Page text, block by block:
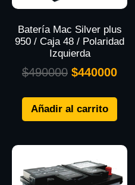
Batería Mac Silver plus
950 / Caja 48 / Polaridad
Izquierda
$490000 $440000
Añadir al carrito